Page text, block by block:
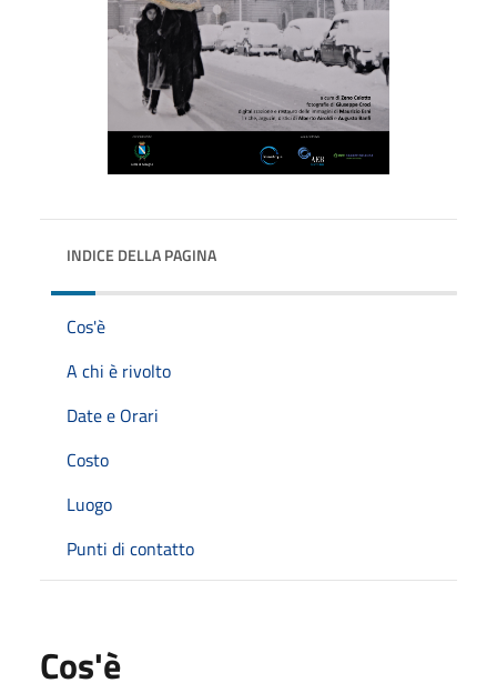
INDICE DELLA PAGINA
Cos'è
A chi è rivolto
Date e Orari
Costo
Luogo
Punti di contatto
Cos'è